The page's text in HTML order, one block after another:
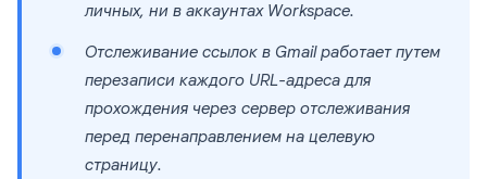
личных, ни в аккаунтах Workspace.
Отслеживание ссылок в Gmail работает путем
перезаписи каждого URL-адреса для
прохождения через сервер отслеживания
перед перенаправлением на целевую
страницу.